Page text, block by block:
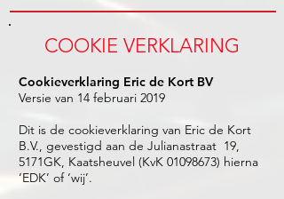
COOKIE VERKLARING
Cookieverklaring Eric de Kort BV
Versie van 14 februari 2019
Dit is de cookieverklaring van Eric de Kort
B.V., gevestigd aan de Julianastraat 19,
5171GK, Kaatsheuvel (KvK 01098673) hierna
‘EDK’ of ‘wij’.